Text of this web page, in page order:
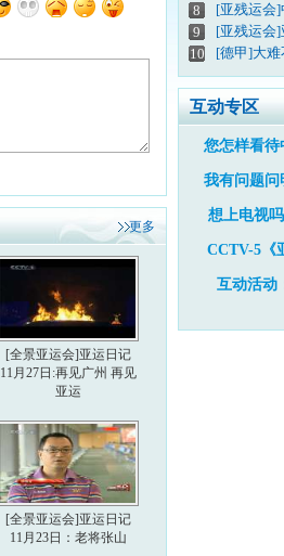
更多
[全景亚运会]亚运日记
11月27日:再见广州 再见
亚运
[全景亚运会]亚运日记
11月23日：老将张山
8
[亚残运会
9
[亚残运会]
10
[德甲]大难
互动专区
您怎样看待
我有问题问
想上电视
CCTV-5《
互动活动